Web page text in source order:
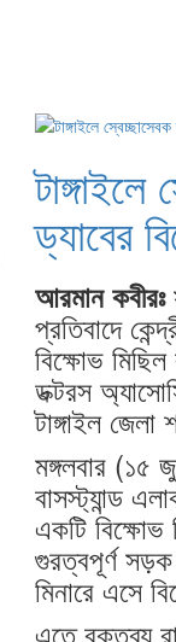
ড্যাবের
আরমান কবীরঃ
প্রতিবাদে
বিক্ষোভ
ডক্টরস
টাঙ্গাইল জেলা
মঙ্গলবার (১৫
বাসস্ট্যান্ড
একটি বিক্ষোভ
গুরত্বপূর্ণ সড়ক
মিনারে এসে
এতে বক্তব্য